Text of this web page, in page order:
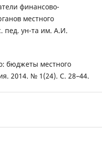
финансово-
местного
пед. ун-та им. А.И.
бюджеты местного
2014. № 1(24). С. 28–44.